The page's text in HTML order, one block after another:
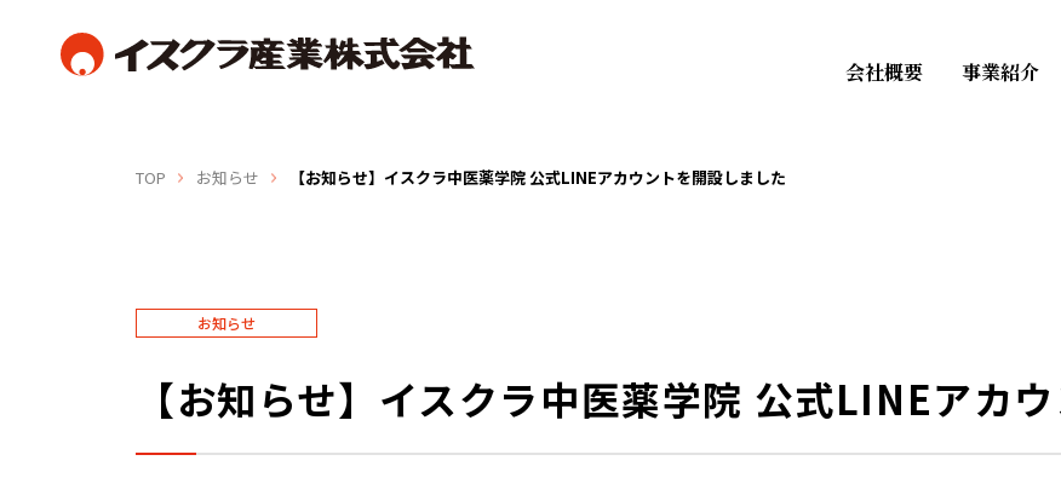
会社概要 事業紹介
TOP お知らせ 【お知らせ】イスクラ中医薬学院 公式LINEアカウントを開設しました
お知らせ
【お知らせ】イスクラ中医薬学院 公式LINEアカ